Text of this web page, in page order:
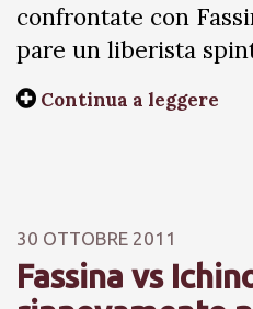
confrontate con
pare un liberista
Continua a leggere
30 OTTOBRE 2011
Fassina vs